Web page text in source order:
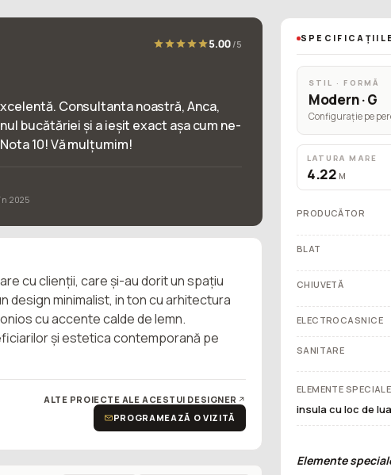
5.00 /5
Consultanta noastră, Anca,
bucătăriei și a ieșit exact așa cum ne-
10! Vă mulțumim!
2025
cu clienții, care și-au dorit un spațiu
design minimalist, in ton cu arhitectura
cu accente calde de lemn.
și estetica contemporană pe
ALTE PROIECTE ALE ACESTUI DESIGNER
PROGRAMEAZĂ O VIZITĂ
STIL · FORMĂ
Modern · G
Configurație pe
LATURA MARE
4.22 M
PRODUCĂTOR
BLAT
CHIUVETĂ
ELECTROCASNICE
SANITARE
ELEMENTE
insula cu loc de
Elemente